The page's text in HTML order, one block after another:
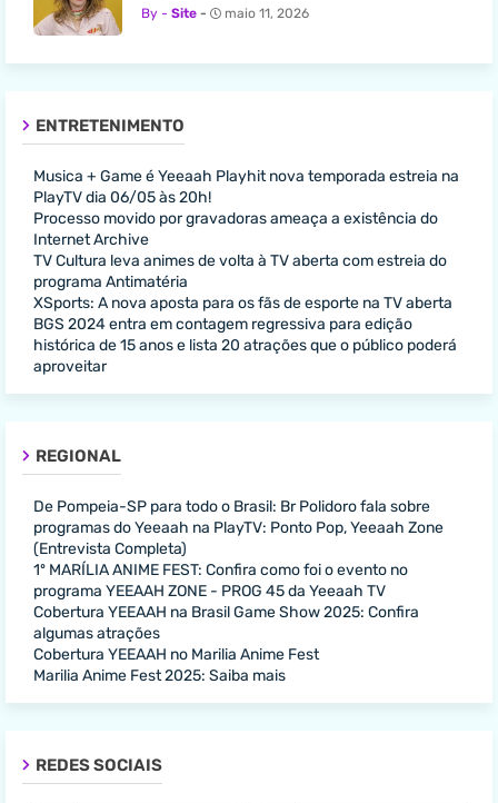
Site maio 11, 2026
ENTRETENIMENTO
Musica + Game é Yeeaah Playhit nova temporada estreia na
PlayTV dia 06/05 às 20h!
Processo movido por gravadoras ameaça a existência do
Internet Archive
TV Cultura leva animes de volta à TV aberta com estreia do
programa Antimatéria
XSports: A nova aposta para os fãs de esporte na TV aberta
BGS 2024 entra em contagem regressiva para edição
histórica de 15 anos e lista 20 atrações que o público poderá
aproveitar
REGIONAL
De Pompeia-SP para todo o Brasil: Br Polidoro fala sobre
programas do Yeeaah na PlayTV: Ponto Pop, Yeeaah Zone
(Entrevista Completa)
1º MARÍLIA ANIME FEST: Confira como foi o evento no
programa YEEAAH ZONE - PROG 45 da Yeeaah TV
Cobertura YEEAAH na Brasil Game Show 2025: Confira
algumas atrações
Cobertura YEEAAH no Marilia Anime Fest
Marilia Anime Fest 2025: Saiba mais
REDES SOCIAIS